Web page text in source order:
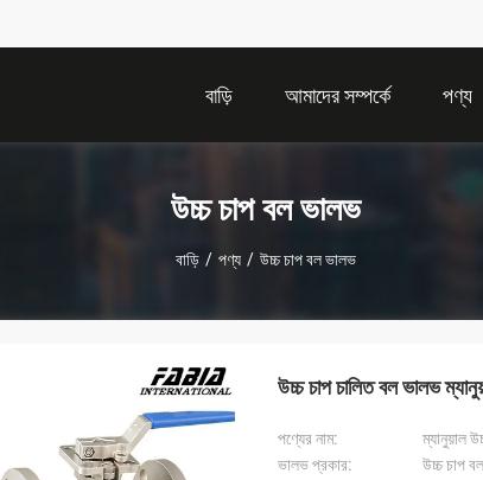
বাড়ি আমাদের সম্পর্কে পণ্য
উচ্চ চাপ বল ভালভ
বাড়ি / পণ্য / উচ্চ চাপ বল ভালভ
উচ্চ চাপ চালিত বল ভালভ
পণ্যের নাম:
ম্যানুয়াল
ভালভ প্রকার:
উচ্চ চাপ